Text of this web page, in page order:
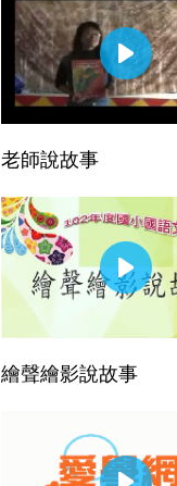
老師說故事
繪聲繪影說故事